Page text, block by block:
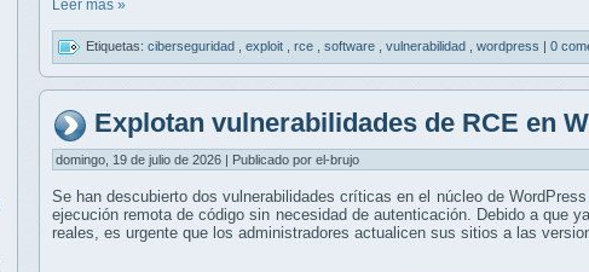
Leer más »
Etiquetas: ciberseguridad exploit rce software vulnerabilidad wordpress | 0
Explotan vulnerabilidades de RCE en
domingo, 19 de julio de 2026 | Publicado por el-brujo
Se han descubierto dos vulnerabilidades críticas en el núcleo de
ejecución remota de código sin necesidad de autenticación. Debido a que
reales, es urgente que los administradores actualicen sus sitios a las